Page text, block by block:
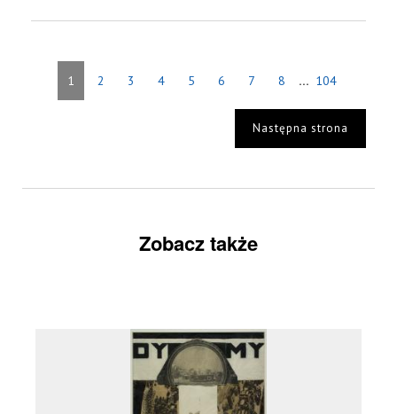
1 2 3 4 5 6 7 8 ... 104
Następna strona
Zobacz także